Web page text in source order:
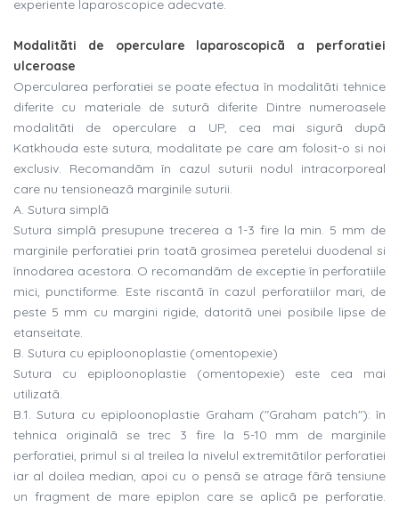
experiente laparoscopice adecvate.
Modalitãti de operculare laparoscopicã a perforatiei
ulceroase
Opercularea perforatiei se poate efectua în modalitãti tehnice
diferite cu materiale de suturã diferite Dintre numeroasele
modalitãti de operculare a UP, cea mai sigurã dupã
Katkhouda este sutura, modalitate pe care am folosit-o si noi
exclusiv. Recomandãm în cazul suturii nodul intracorporeal
care nu tensioneazã marginile suturii.
A. Sutura simplã
Sutura simplã presupune trecerea a 1-3 fire la min. 5 mm de
marginile perforatiei prin toatã grosimea peretelui duodenal si
înnodarea acestora. O recomandãm de exceptie în perforatiile
mici, punctiforme. Este riscantã în cazul perforatiilor mari, de
peste 5 mm cu margini rigide, datoritã unei posibile lipse de
etanseitate.
B. Sutura cu epiploonoplastie (omentopexie)
Sutura cu epiploonoplastie (omentopexie) este cea mai
utilizatã.
B.1. Sutura cu epiploonoplastie Graham ("Graham patch"): în
tehnica originalã se trec 3 fire la 5-10 mm de marginile
perforatiei, primul si al treilea la nivelul extremitãtilor perforatiei
iar al doilea median, apoi cu o pensã se atrage fãrã tensiune
un fragment de mare epiplon care se aplicã pe perforatie.